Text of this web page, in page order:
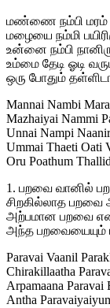
மண்ணை நம்பி மரம்
மழையை நம்மி
உன்னை நம்பி
உம்மை தேடி ஓடி
ஒரு போதும்
Mannai Nambi
Mazhaiyai Nammi
Unnai Nampi
Ummai Thaeti Oati
Oru Poathum
1. பறவை வானில்
சிறகில்லாத பறவை
அற்பமான பறவை
அந்த பறவையையும்
Paravai Vaanil
Chirakillaatha
Arpamaana
Antha